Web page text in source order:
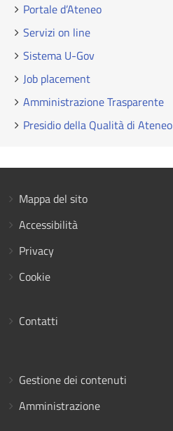
Portale d’Ateneo
Servizi on line
Sistema U-Gov
Job placement
Amministrazione Trasparente
Presidio della Qualità di Ateneo
Mappa del sito
Accessibilità
Privacy
Cookie
Contatti
Gestione dei contenuti
Amministrazione